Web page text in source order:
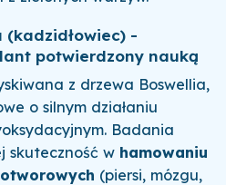
(kadzidłowiec) -
potwierdzony nauką
z drzewa Boswellia,
o silnym działaniu
Badania
skuteczność w hamowaniu
(piersi, mózgu,